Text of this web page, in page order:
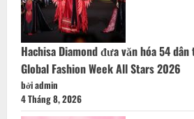
rỡ
Hachisa Diamond đưa văn hóa 54
Global Fashion Week All Stars 2026
bởi admin
4 Tháng 8, 2026